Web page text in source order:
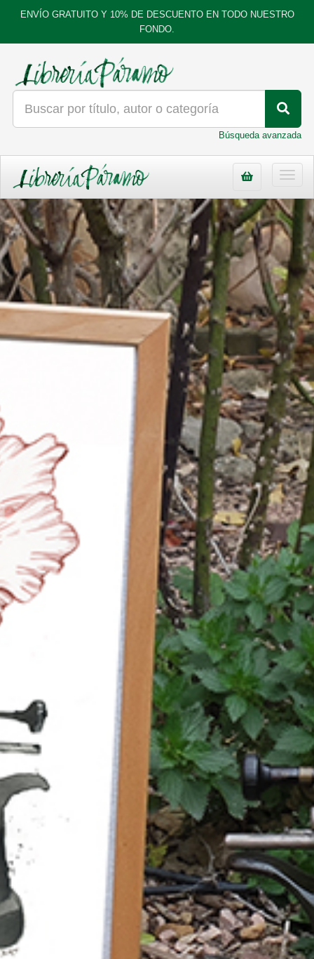
ENVÍO GRATUITO Y 10% DE DESCUENTO EN TODO NUESTRO
FONDO.
Búsqueda avanzada